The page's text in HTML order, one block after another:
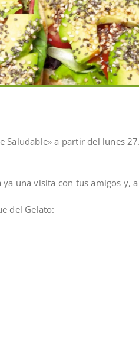
Saludable» a partir del lunes
una visita con tus amigos y,
del Gelato: